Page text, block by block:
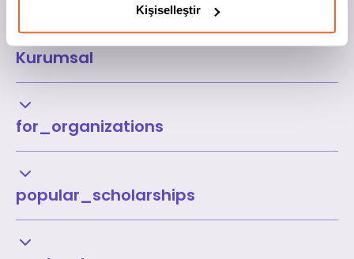
Kişiselleştir
Kurumsal
for_organizations
popular_scholarships